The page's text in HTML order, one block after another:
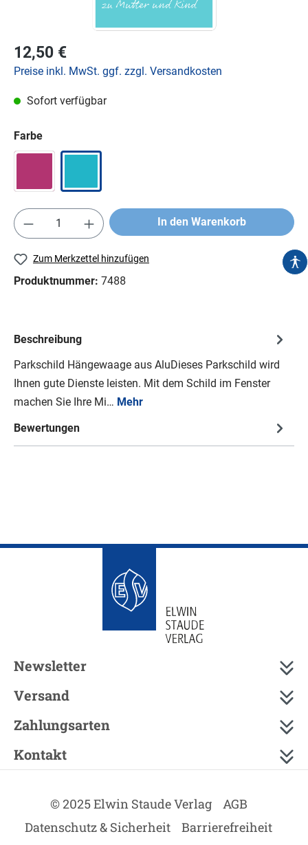
12,50 €
Preise inkl. MwSt. ggf. zzgl. Versandkosten
Sofort verfügbar
Farbe
In den Warenkorb
Zum Merkzettel hinzufügen
Produktnummer: 7488
Beschreibung
Parkschild Hängewaage aus AluDieses Parkschild wird
Ihnen gute Dienste leisten. Mit dem Schild im Fenster
machen Sie Ihre Mi… Mehr
Bewertungen
Newsletter
Versand
Zahlungsarten
Kontakt
© 2025 Elwin Staude Verlag
AGB
Datenschutz & Sicherheit
Barrierefreiheit